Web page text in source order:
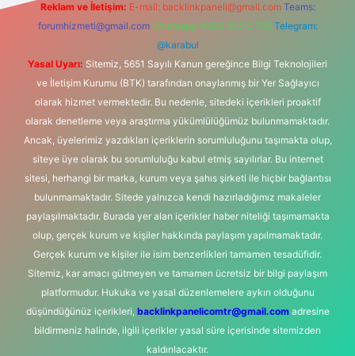
Reklam ve İletişim: E-mail: backlinkpaneli@gmail.com Teams:
forumhizmeti@gmail.com Whatsapp: 0262 606 0 726 Telegram:
@karabul
Yasal Uyarı: Sitemiz, 5651 Sayılı Kanun gereğince Bilgi Teknolojileri
ve İletişim Kurumu (BTK) tarafından onaylanmış bir Yer Sağlayıcı
olarak hizmet vermektedir. Bu nedenle, sitedeki içerikleri proaktif
olarak denetleme veya araştırma yükümlülüğümüz bulunmamaktadır.
Ancak, üyelerimiz yazdıkları içeriklerin sorumluluğunu taşımakta olup,
siteye üye olarak bu sorumluluğu kabul etmiş sayılırlar. Bu internet
sitesi, herhangi bir marka, kurum veya şahıs şirketi ile hiçbir bağlantısı
bulunmamaktadır. Sitede yalnızca kendi hazırladığımız makaleler
paylaşılmaktadır. Burada yer alan içerikler haber niteliği taşımamakta
olup, gerçek kurum ve kişiler hakkında paylaşım yapılmamaktadır.
Gerçek kurum ve kişiler ile isim benzerlikleri tamamen tesadüfidir.
Sitemiz, kar amacı gütmeyen ve tamamen ücretsiz bir bilgi paylaşım
platformudur. Hukuka ve yasal düzenlemelere aykırı olduğunu
düşündüğünüz içerikleri, backlinkpanelicomtr@gmail.comadresine
bildirmeniz halinde, ilgili içerikler yasal süre içerisinde sitemizden
kaldırılacaktır.